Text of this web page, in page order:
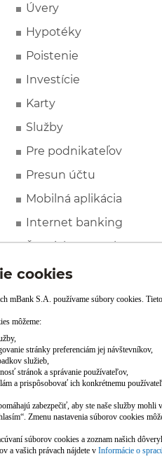
Úvery
Hypotéky
Poistenie
Investície
Karty
Služby
Pre podnikateľov
Presun účtu
Mobilná aplikácia
Internet banking
Špeciálne ponuky